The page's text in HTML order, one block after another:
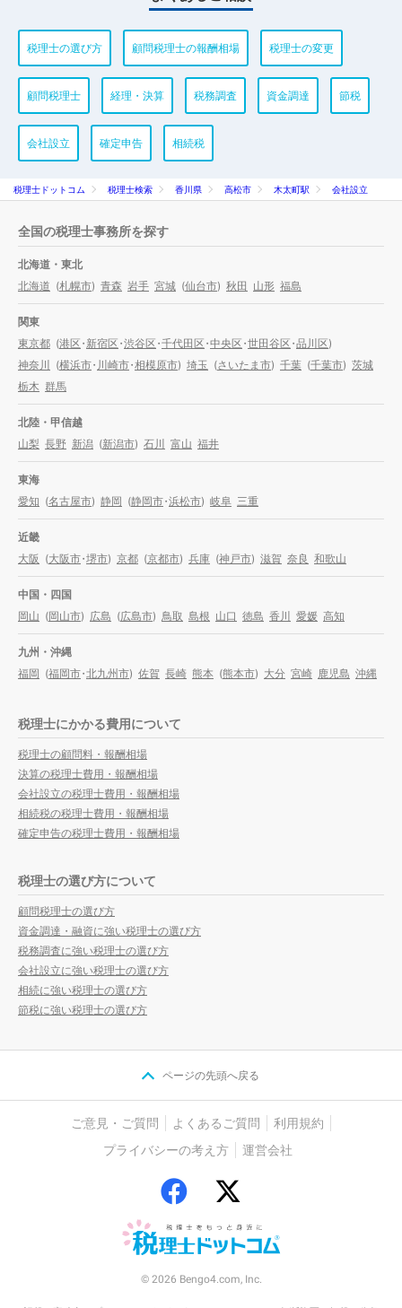
税理士の選び方 顧問税理士の報酬相場 税理士の変更
顧問税理士 経理・決算 税務調査 資金調達 節税
会社設立 確定申告 相続税
税理士ドットコム 税理士検索 香川県 高松市 木太町駅 会社設立
全国の税理士事務所を探す
北海道・東北
北海道 (札幌市) 青森 岩手 宮城 (仙台市) 秋田 山形 福島
関東
東京都 (港区・新宿区・渋谷区・千代田区・中央区・世田谷区・品川区)
神奈川
(横浜市・川崎市・相模原市) 埼玉 (さいたま市) 千葉 (千葉市) 茨城
栃木 群馬
北陸・甲信越
山梨 長野 新潟 (新潟市) 石川 富山 福井
東海
愛知 (名古屋市) 静岡 (静岡市・浜松市) 岐阜 三重
近畿
大阪 (大阪市・堺市) 京都 (京都市) 兵庫 (神戸市) 滋賀 奈良 和歌山
中国・四国
岡山 (岡山市) 広島 (広島市) 鳥取 島根 山口 徳島 香川 愛媛 高知
九州・沖縄
福岡 (福岡市・北九州市) 佐賀 長崎 熊本 (熊本市) 大分 宮崎 鹿児島 沖縄
税理士にかかる費用について
税理士の顧問料・報酬相場
決算の税理士費用・報酬相場
会社設立の税理士費用・報酬相場
相続税の税理士費用・報酬相場
確定申告の税理士費用・報酬相場
税理士の選び方について
顧問税理士の選び方
資金調達・融資に強い税理士の選び方
税務調査に強い税理士の選び方
会社設立に強い税理士の選び方
相続に強い税理士の選び方
節税に強い税理士の選び方
ページの先頭へ戻る
ご意見・ご質問 よくあるご質問
利用規約
プライバシーの考え方
運営会社
© 2026 Bengo4.com, Inc.